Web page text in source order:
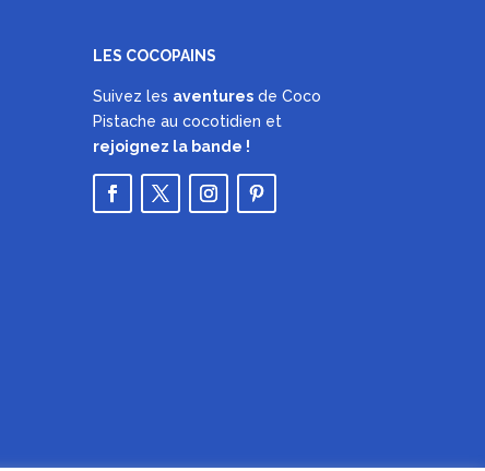
LES COCOPAINS
Suivez les aventures de Coco
Pistache au cocotidien et
rejoignez la bande !